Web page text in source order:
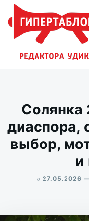
Перейти
содержимому
Искать:
Солянка
диаспора,
выбор,
и
в 27.05.2026